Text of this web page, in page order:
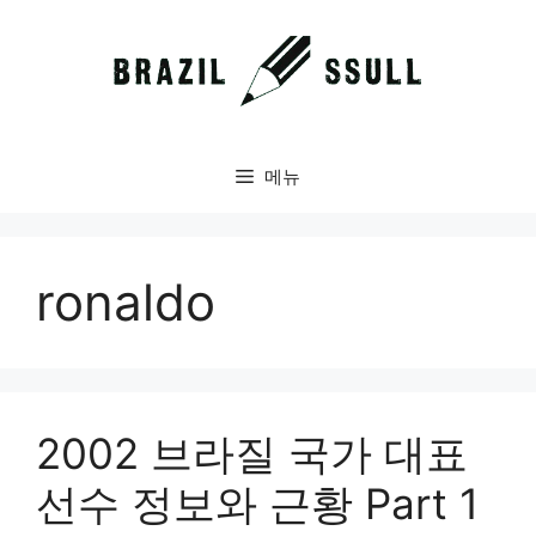
메뉴
ronaldo
2002 브라질 국가 대표
선수 정보와 근황 Part 1